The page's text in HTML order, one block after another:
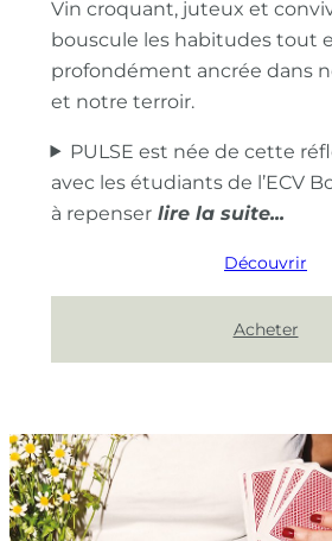
Vin croquant, juteux et
bouscule les habitudes tout
profondément ancrée dans
et notre terroir.
PULSE est née de cette
avec les étudiants de l’ECV
à repenser
Découvrir
Acheter